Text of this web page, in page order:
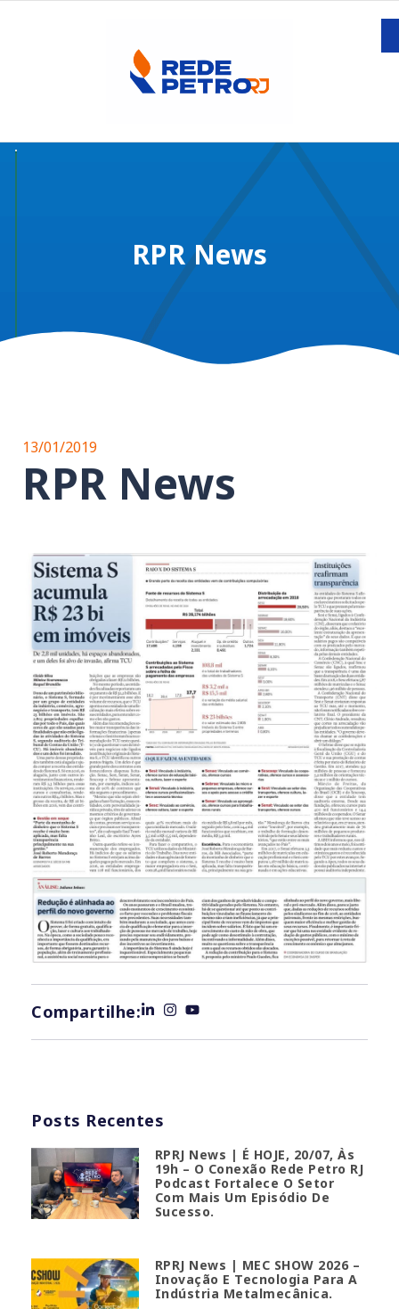
RPR News
13/01/2019
RPR News
Compartilhe:
Posts Recentes
RPRJ News | É HOJE, 20/07, Às
19h – O Conexão Rede Petro RJ
Podcast Fortalece O Setor
Com Mais Um Episódio De
Sucesso.
RPRJ News | MEC SHOW 2026 –
Inovação E Tecnologia Para A
Indústria Metalmecânica.